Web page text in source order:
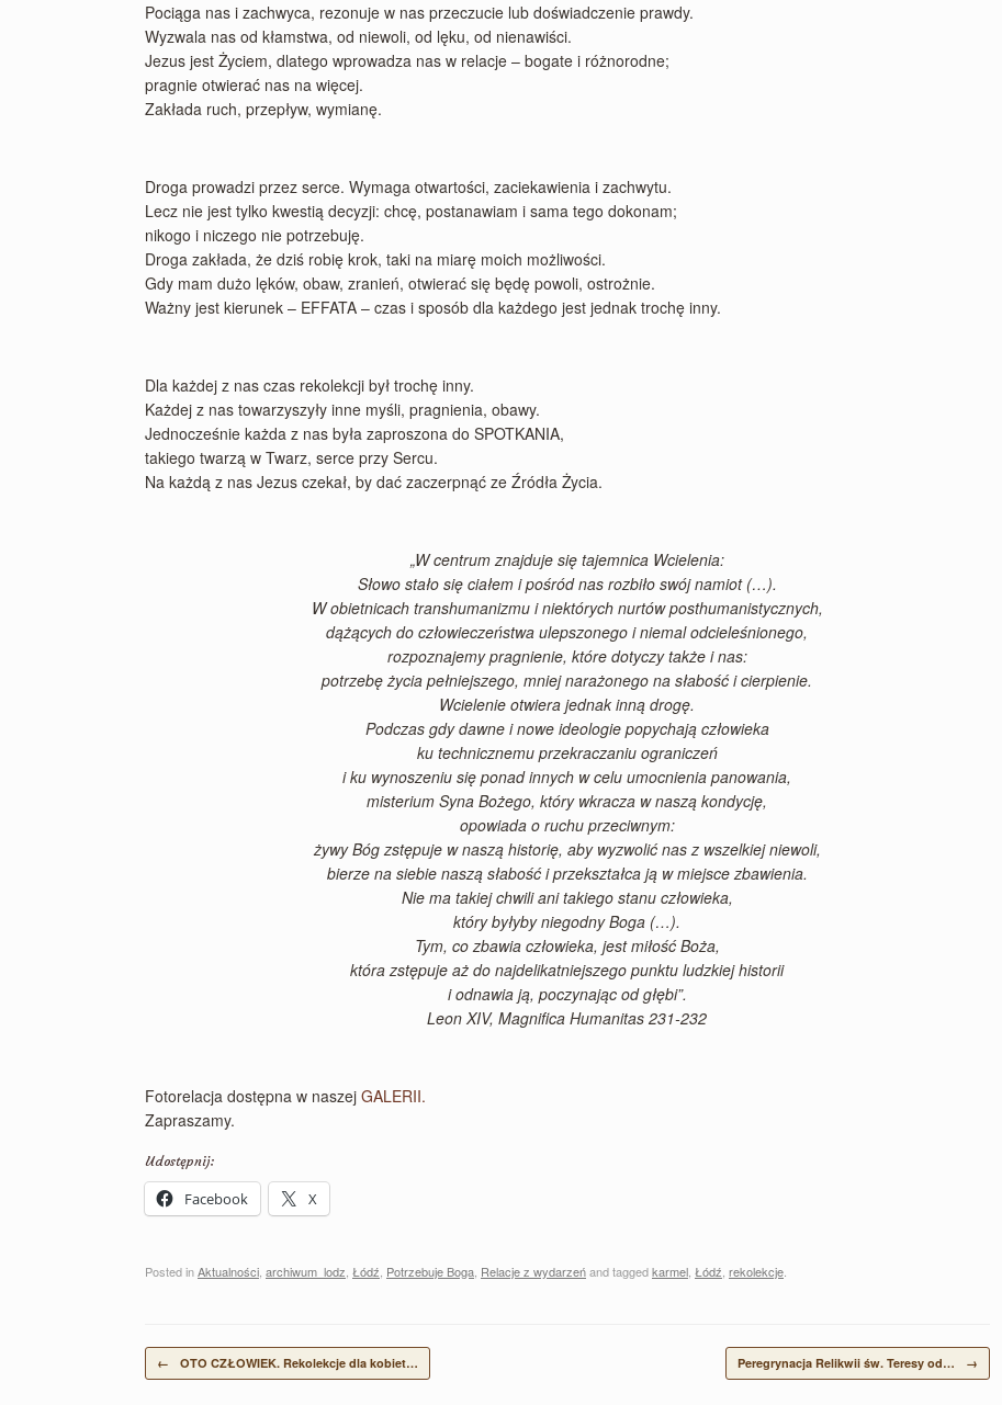
Pociąga nas i zachwyca, rezonuje w nas przeczucie lub doświadczenie prawdy.
Wyzwala nas od kłamstwa, od niewoli, od lęku, od nienawiści.
Jezus jest Życiem, dlatego wprowadza nas w relacje – bogate i różnorodne;
pragnie otwierać nas na więcej.
Zakłada ruch, przepływ, wymianę.
Droga prowadzi przez serce. Wymaga otwartości, zaciekawienia i zachwytu.
Lecz nie jest tylko kwestią decyzji: chcę, postanawiam i sama tego dokonam;
nikogo i niczego nie potrzebuję.
Droga zakłada, że dziś robię krok, taki na miarę moich możliwości.
Gdy mam dużo lęków, obaw, zranień, otwierać się będę powoli, ostrożnie.
Ważny jest kierunek – EFFATA – czas i sposób dla każdego jest jednak trochę inny.
Dla każdej z nas czas rekolekcji był trochę inny.
Każdej z nas towarzyszyły inne myśli, pragnienia, obawy.
Jednocześnie każda z nas była zaproszona do SPOTKANIA,
takiego twarzą w Twarz, serce przy Sercu.
Na każdą z nas Jezus czekał, by dać zaczerpnąć ze Źródła Życia.
„W centrum znajduje się tajemnica Wcielenia:
Słowo stało się ciałem i pośród nas rozbiło swój namiot (…).
W obietnicach transhumanizmu i niektórych nurtów posthumanistycznych,
dążących do człowieczeństwa ulepszonego i niemal odcieleśnionego,
rozpoznajemy pragnienie, które dotyczy także i nas:
potrzebę życia pełniejszego, mniej narażonego na słabość i cierpienie.
Wcielenie otwiera jednak inną drogę.
Podczas gdy dawne i nowe ideologie popychają człowieka
ku technicznemu przekraczaniu ograniczeń
i ku wynoszeniu się ponad innych w celu umocnienia panowania,
misterium Syna Bożego, który wkracza w naszą kondycję,
opowiada o ruchu przeciwnym:
żywy Bóg zstępuje w naszą historię, aby wyzwolić nas z wszelkiej niewoli,
bierze na siebie naszą słabość i przekształca ją w miejsce zbawienia.
Nie ma takiej chwili ani takiego stanu człowieka,
który byłyby niegodny Boga (…).
Tym, co zbawia człowieka, jest miłość Boża,
która zstępuje aż do najdelikatniejszego punktu ludzkiej historii
i odnawia ją, poczynając od głębi”.
Leon XIV, Magnifica Humanitas 231-232
Fotorelacja dostępna w naszej GALERII.
Zapraszamy.
Udostępnij:
Facebook X
Posted inAktualności archiwum_lodz Łódź Potrzebuje Boga Relacje z wydarzeńand taggedkarmel Łódź rekolekcje
Post navigation
← OTO CZŁOWIEK. Rekolekcje dla kobiet… Peregrynacja Relikwii św. Teresy od… →